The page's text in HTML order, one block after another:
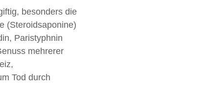
besonders die
(Steroidsaponine)
Paristyphnin
mehrerer
Tod durch